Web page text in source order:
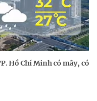
Hồ Chí Minh có mây, có